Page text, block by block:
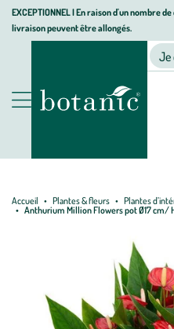
Aller
Aller
au
Aller
au
page
EXCEPTIONNEL I En raison d'un nombre
livraison peuvent être allongés.
Nos produits
Jardinerie écologique, Je
Accueil Plantes & fleurs Plantes
Anthurium Million Flowers pot Ø17 cm/